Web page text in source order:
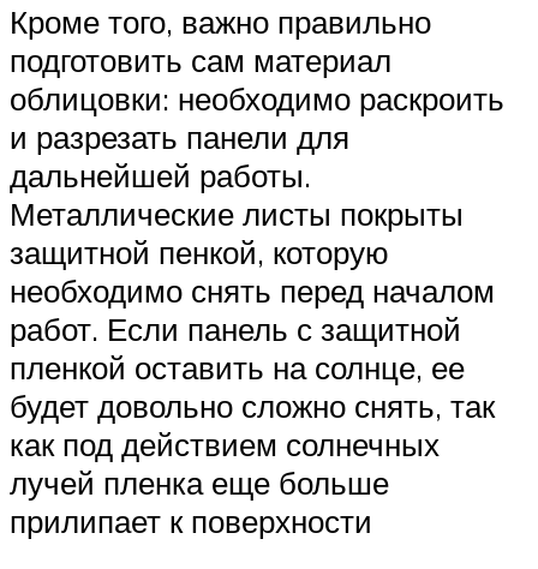
Кроме того, важно правильно
подготовить сам материал
облицовки: необходимо раскроить
и разрезать панели для
дальнейшей работы.
Металлические листы покрыты
защитной пенкой, которую
необходимо снять перед началом
работ. Если панель с защитной
пленкой оставить на солнце, ее
будет довольно сложно снять, так
как под действием солнечных
лучей пленка еще больше
прилипает к поверхности